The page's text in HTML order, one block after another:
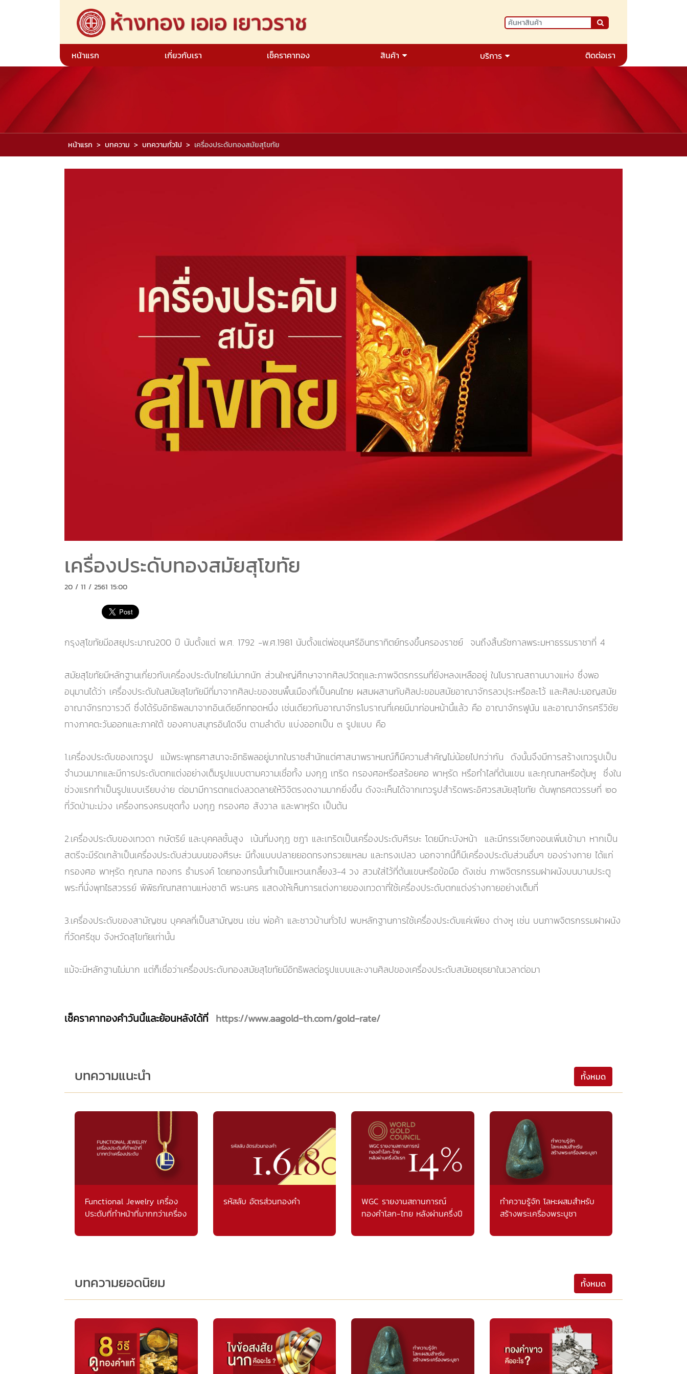
หน้าแรก เกี่ยวกับเรา เช็คราคาทอง สินค้า บริการ ติดต่อเรา
หน้าแรก บทความ บทความทั่วไป เครื่องประดับทองสมัยสุโขทัย
เครื่องประดับทองสมัยสุโขทัย
20 / 11 / 2561 15:00
กรุงสุโขทัยมีอสยุประมาณ200 ปี นับตั้งแต่ พ.ศ. 1792 -พ.ศ.1981 นับตั้งแต่พ่อขุนศรีอินทราทิตย์ทรงขึ้นครองราชย์ จนถึงสิ้นรัชกาลพระมหาธรรมราชาที่ 4
สมัยสุโขทัยมีหลักฐานเกี่ยวกับเครื่องประดับไทยไม่มากนัก ส่วนใหญ่ศึกษาจากศิลปวัตถุและภาพจิตรกรรมที่ยังหลงเหลืออยู่ ในโบราณสถานบางแห่ง ซึ่งพอ
อนุมานได้ว่า เครื่องประดับในสมัยสุโขทัยมีที่มาจากศิลปะของชนพื้นเมืองที่เป็นคนไทย ผสมผสานกับศิลปะขอมสมัยอาณาจักรลวปุระหรือละโว้ และศิลปะมอญสมัย
อาณาจักรทวารวดี ซึ่งได้รับอิทธิพลมาจากอินเดียอีกทอดหนึ่ง เช่นเดียวกับอาณาจักรโบราณที่เคยมีมาก่อนหน้านี้แล้ว คือ อาณาจักรฟูนัน และอาณาจักรศรีวิชัย
ทางภาคตะวันออกและภาคใต้ ของคาบสมุทรอินโดจีน ตามลำดับ แบ่งออกเป็น ๓ รูปแบบ คือ
1.เครื่องประดับของเทวรูป แม้พระพุทธศาสนาจะอิทธิพลอยู่มากในราชสำนักแต่ศาสนาพราหมณ์ก็มีความสำคัญไม่น้อยไปกว่ากัน ดังนั้นจึงมีการสร้างเทวรูปเป็น
จำนวนมากและมีการประดับตกแต่งอย่างเต็มรูปแบบตามความเชื่อทั้ง มงกุฎ เทริด กรองศอหรือสร้อยคอ พาหุรัด หรือกำไลที่ต้นแขน และกุณฑลหรือตุ้มหู ซึ่งใน
ช่วงแรกทำเป็นรูปแบบเรียบง่าย ต่อมามีการตกแต่งลวดลายให้วิจิตรงดงามมากยิ่งขึ้น ดังจะเห็นได้จากเทวรูปสำริดพระอิศวรสมัยสุโขทัย ต้นพุทธศตวรรษที่ ๒๐
ที่วัดป่ามะม่วง เครื่องทรงครบชุดทั้ง มงกุฏ กรองศอ สังวาล และพาหุรัด เป็นต้น
2.เครื่องประดับของเทวดา กษัตริย์ และบุคคลชั้นสูง เน้นที่มงกุฎ ชฎา และเทริดเป็นเครื่องประดับศีรษะ โดยมีกะบังหน้า และมีกรรเจียกจอนเพิ่มเข้ามา หากเป็น
สตรีจะมีรัดเกล้าเป็นเครื่องประดับส่วนบนของศีรษะ มีทั้งแบบปลายยอดทรงกรวยแหลม และทรงเปลว นอกจากนี้ก็มีเครื่องประดับส่วนอื่นๆ ของร่างกาย ได้แก่
กรองศอ พาหุรัด กุณฑล ทองกร ธำมรงค์ โดยทองกรนั้นทำเป็นแหวนเกลี้ยง3-4 วง สวมใส่ไว้ที่ต้นแขนหรือข้อมือ ดังเช่น ภาพจิตรกรรมฝาผนังบนบานประตู
พระที่นั่งพุทไธสวรรย์ พิพิธภัณฑสถานแห่งชาติ พระนคร แสดงให้เห็นการแต่งกายของเทวดาที่ใช้เครื่องประดับตกแต่งร่างกายอย่างเต็มที่
3.เครื่องประดับของสามัญชน บุคคลที่เป็นสามัญชน เช่น พ่อค้า และชาวบ้านทั่วไป พบหลักฐานการใช้เครื่องประดับแค่เพียง ต่างหู เช่น บนภาพจิตรกรรมฝาผนัง
ที่วัดศรีชุม จังหวัดสุโขทัยเท่านั้น
แม้จะมีหลักฐานไม่มาก แต่ก็เชื่อว่าเครื่องประดับทองสมัยสุโขทัยมีอิทธิพลต่อรูปแบบและงานศิลปของเครื่องประดับสมัยอยุธยาในเวลาต่อมา
เช็คราคาทองคำวันนี้และย้อนหลังได้ที่ https://www.aagold-th.com/gold-rate/
บทความแนะนำ ทั้งหมด
Functional Jewelry เครื่อง
ประดับที่ทำหน้าที่มากกว่าเครื่อง
รหัสลับ อัตรส่วนทองคำ
WGC รายงานสถานการณ์
ทองคำโลก-ไทย หลังผ่านครึ่งปี
ทำความรู้จัก โลหะผสมสำหรับ
สร้างพระเครื่องพระบูชา
บทความยอดนิยม ทั้งหมด